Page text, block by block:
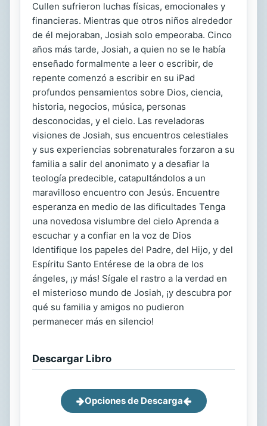
Cullen sufrieron luchas físicas, emocionales y
financieras. Mientras que otros niños alrededor
de él mejoraban, Josiah solo empeoraba. Cinco
años más tarde, Josiah, a quien no se le había
enseñado formalmente a leer o escribir, de
repente comenzó a escribir en su iPad
profundos pensamientos sobre Dios, ciencia,
historia, negocios, música, personas
desconocidas, y el cielo. Las reveladoras
visiones de Josiah, sus encuentros celestiales
y sus experiencias sobrenaturales forzaron a su
familia a salir del anonimato y a desafiar la
teología predecible, catapultándolos a un
maravilloso encuentro con Jesús. Encuentre
esperanza en medio de las dificultades Tenga
una novedosa vislumbre del cielo Aprenda a
escuchar y a confiar en la voz de Dios
Identifique los papeles del Padre, del Hijo, y del
Espíritu Santo Entérese de la obra de los
ángeles, ¡y más! Sígale el rastro a la verdad en
el misterioso mundo de Josiah, ¡y descubra por
qué su familia y amigos no pudieron
permanecer más en silencio!
Descargar Libro
Opciones de Descarga